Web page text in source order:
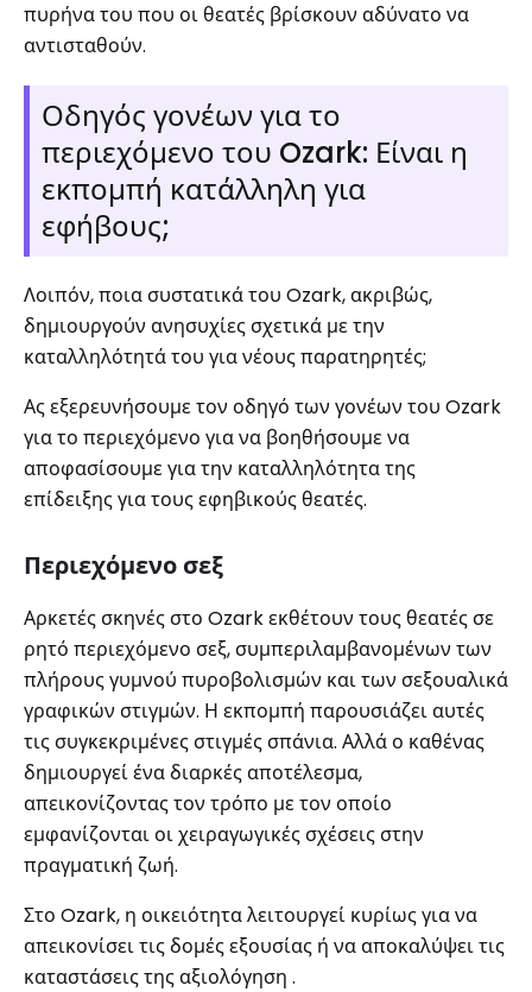
πυρήνα του που οι θεατές βρίσκουν αδύνατο να
αντισταθούν.
Οδηγός γονέων για το
περιεχόμενο του Ozark: Είναι η
εκπομπή κατάλληλη για
εφήβους;
Λοιπόν, ποια συστατικά του Ozark, ακριβώς,
δημιουργούν ανησυχίες σχετικά με την
καταλληλότητά του για νέους παρατηρητές;
Ας εξερευνήσουμε τον οδηγό των γονέων του Ozark
για το περιεχόμενο για να βοηθήσουμε να
αποφασίσουμε για την καταλληλότητα της
επίδειξης για τους εφηβικούς θεατές.
Περιεχόμενο σεξ
Αρκετές σκηνές στο Ozark εκθέτουν τους θεατές σε
ρητό περιεχόμενο σεξ, συμπεριλαμβανομένων των
πλήρους γυμνού πυροβολισμών και των σεξουαλικά
γραφικών στιγμών. Η εκπομπή παρουσιάζει αυτές
τις συγκεκριμένες στιγμές σπάνια. Αλλά ο καθένας
δημιουργεί ένα διαρκές αποτέλεσμα,
απεικονίζοντας τον τρόπο με τον οποίο
εμφανίζονται οι χειραγωγικές σχέσεις στην
πραγματική ζωή.
Στο Ozark, η οικειότητα λειτουργεί κυρίως για να
απεικονίσει τις δομές εξουσίας ή να αποκαλύψει τις
καταστάσεις της αξιολόγηση .